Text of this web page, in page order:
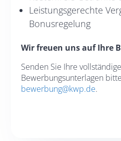
Leistungsgerechte
Bonusregelung
Wir freuen uns auf Ihre
Senden Sie Ihre
Bewerbungsunterlagen
bewerbung@kwp.de.